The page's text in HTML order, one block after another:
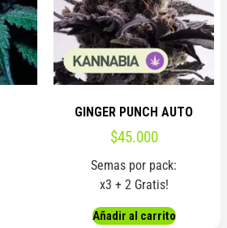
GINGER PUNCH AUTO
$45.000
Semas por pack:
x3 + 2 Gratis!
Añadir al carrito